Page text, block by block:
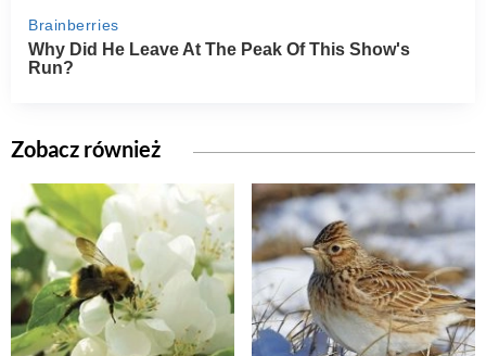
Zobacz również